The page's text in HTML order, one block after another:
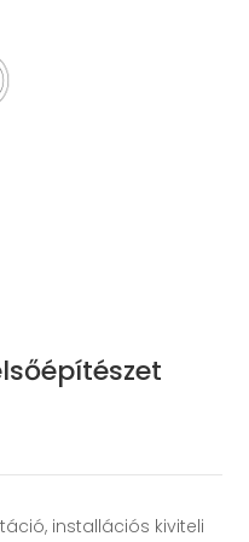
installációs kiviteli